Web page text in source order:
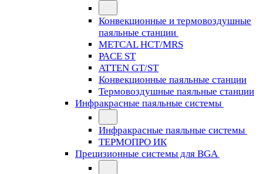
Конвекционные и термовоздушные
паяльные станции
METCAL HCT/MRS
PACE ST
ATTEN GT/ST
Конвекционные паяльные станции
Термовоздушные паяльные станции
Инфракрасные паяльные системы
Инфракрасные паяльные системы
ТЕРМОПРО ИК
Прецизионные системы для BGA